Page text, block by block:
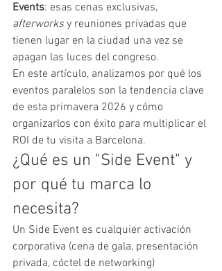
Events: esas cenas exclusivas,
afterworks y reuniones privadas que
tienen lugar en la ciudad una vez se
apagan las luces del congreso.
En este artículo, analizamos por qué los
eventos paralelos son la tendencia clave
de esta primavera 2026 y cómo
organizarlos con éxito para multiplicar el
ROI de tu visita a Barcelona.
¿Qué es un "Side Event" y
por qué tu marca lo
necesita?
Un Side Event es cualquier activación
corporativa (cena de gala, presentación
privada, cóctel de networking)